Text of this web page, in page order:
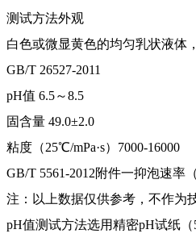
测试方法外观
白色或微显黄色的均匀乳状液体
GB/T 26527-2011
pH值 6.5～8.5
固含量 49.0±2.0
粘度（25℃/mPa·s）7000-16000
GB/T 5561-2012附件一抑泡速率
注：以上数据仅供参考，不作为
pH值测试方法选用精密pH试纸（